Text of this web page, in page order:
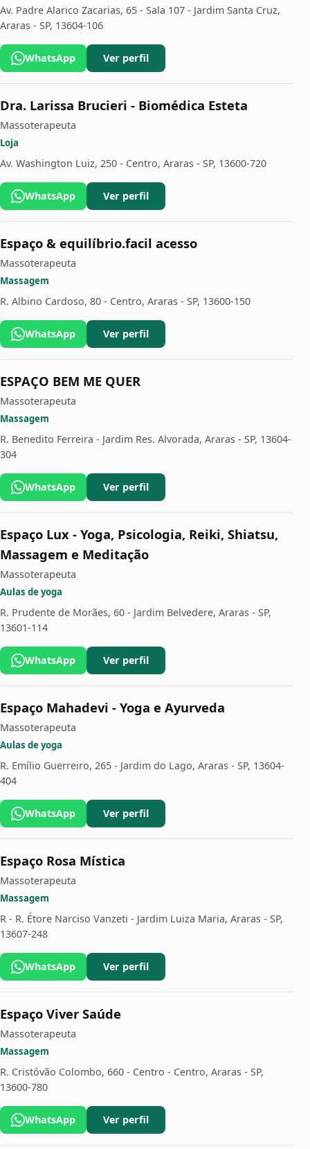
Av. Padre Alarico Zacarias, 65 - Sala 107 - Jardim Santa Cruz,
Araras - SP, 13604-106
WhatsApp Ver perfil
Dra. Larissa Brucieri - Biomédica Esteta
Massoterapeuta
Loja
Av. Washington Luiz, 250 - Centro, Araras - SP, 13600-720
WhatsApp Ver perfil
Espaço & equilíbrio.facil acesso
Massoterapeuta
Massagem
R. Albino Cardoso, 80 - Centro, Araras - SP, 13600-150
WhatsApp Ver perfil
ESPAÇO BEM ME QUER
Massoterapeuta
Massagem
R. Benedito Ferreira - Jardim Res. Alvorada, Araras - SP, 13604-
304
WhatsApp Ver perfil
Espaço Lux - Yoga, Psicologia, Reiki, Shiatsu,
Massagem e Meditação
Massoterapeuta
Aulas de yoga
R. Prudente de Morães, 60 - Jardim Belvedere, Araras - SP,
13601-114
WhatsApp Ver perfil
Espaço Mahadevi - Yoga e Ayurveda
Massoterapeuta
Aulas de yoga
R. Emílio Guerreiro, 265 - Jardim do Lago, Araras - SP, 13604-
404
WhatsApp Ver perfil
Espaço Rosa Mística
Massoterapeuta
Massagem
R - R. Étore Narciso Vanzeti - Jardim Luiza Maria, Araras - SP,
13607-248
WhatsApp Ver perfil
Espaço Viver Saúde
Massoterapeuta
Massagem
R. Cristóvão Colombo, 660 - Centro - Centro, Araras - SP,
13600-780
WhatsApp Ver perfil